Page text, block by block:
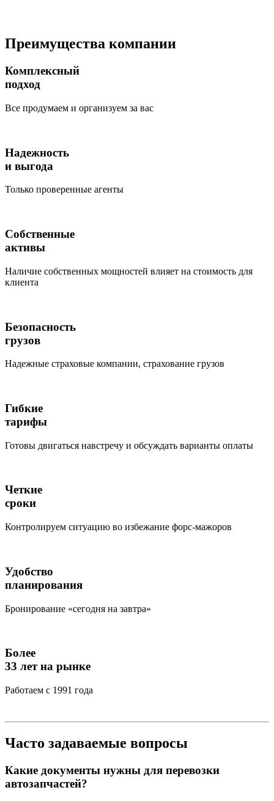
Преимущества компании
Комплексный
подход
Все продумаем и организуем за вас
Надежность
и выгода
Только проверенные агенты
Собственные
активы
Наличие собственных мощностей влияет на стоимость для
клиента
Безопасность
грузов
Надежные страховые компании, страхование грузов
Гибкие
тарифы
Готовы двигаться навстречу и обсуждать варианты оплаты
Четкие
сроки
Контролируем ситуацию во избежание форс-мажоров
Удобство
планирования
Бронирование «сегодня на завтра»
Более
33 лет на рынке
Работаем с 1991 года
Часто задаваемые вопросы
Какие документы нужны для перевозки
автозапчастей?